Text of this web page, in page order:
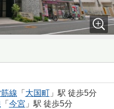
線 「 大国町」駅 徒歩5分
「 今宮 」駅 徒歩5分